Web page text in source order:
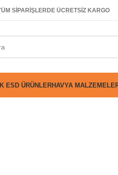
SİPARİŞLERDE ÜCRETSİZ KARGO
ESD ÜRÜNLERHAVYA